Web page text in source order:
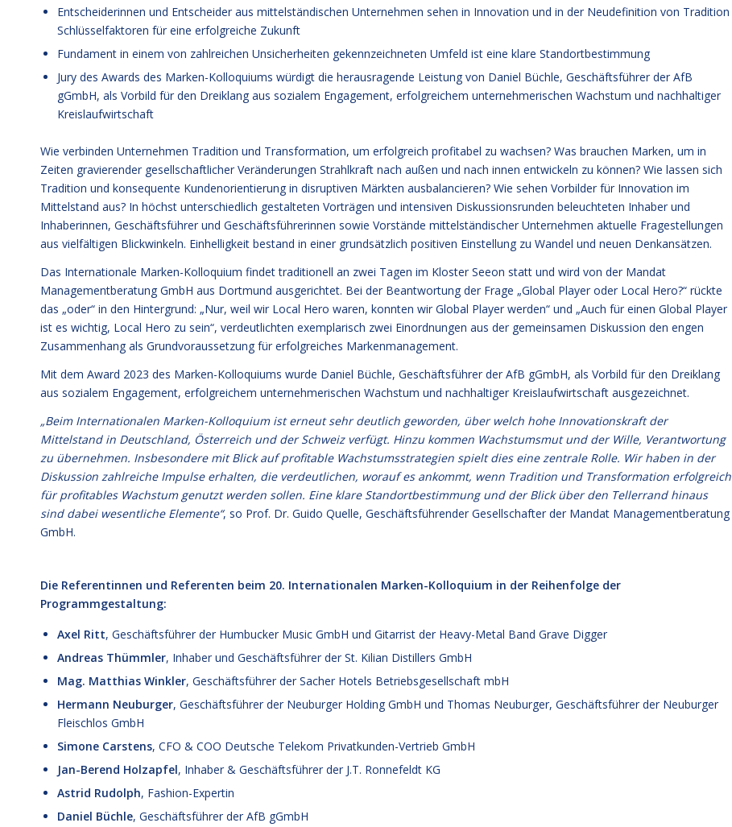
Entscheiderinnen und Entscheider aus mittelständischen Unternehmen sehen in Innovation und in der Neudefinition von Tradition
Schlüsselfaktoren für eine erfolgreiche Zukunft
Fundament in einem von zahlreichen Unsicherheiten gekennzeichneten Umfeld ist eine klare Standortbestimmung
Jury des Awards des Marken-Kolloquiums würdigt die herausragende Leistung von Daniel Büchle, Geschäftsführer der AfB
gGmbH, als Vorbild für den Dreiklang aus sozialem Engagement, erfolgreichem unternehmerischen Wachstum und nachhaltiger
Kreislaufwirtschaft
Wie verbinden Unternehmen Tradition und Transformation, um erfolgreich profitabel zu wachsen? Was brauchen Marken, um in
Zeiten gravierender gesellschaftlicher Veränderungen Strahlkraft nach außen und nach innen entwickeln zu können? Wie lassen sich
Tradition und konsequente Kundenorientierung in disruptiven Märkten ausbalancieren? Wie sehen Vorbilder für Innovation im
Mittelstand aus? In höchst unterschiedlich gestalteten Vorträgen und intensiven Diskussionsrunden beleuchteten Inhaber und
Inhaberinnen, Geschäftsführer und Geschäftsführerinnen sowie Vorstände mittelständischer Unternehmen aktuelle Fragestellungen
aus vielfältigen Blickwinkeln. Einhelligkeit bestand in einer grundsätzlich positiven Einstellung zu Wandel und neuen Denkansätzen.
Das Internationale Marken-Kolloquium findet traditionell an zwei Tagen im Kloster Seeon statt und wird von der Mandat
Managementberatung GmbH aus Dortmund ausgerichtet. Bei der Beantwortung der Frage „Global Player oder Local Hero?“ rückte
das „oder“ in den Hintergrund: „Nur, weil wir Local Hero waren, konnten wir Global Player werden“ und „Auch für einen Global Player
ist es wichtig, Local Hero zu sein“, verdeutlichten exemplarisch zwei Einordnungen aus der gemeinsamen Diskussion den engen
Zusammenhang als Grundvoraussetzung für erfolgreiches Markenmanagement.
Mit dem Award 2023 des Marken-Kolloquiums wurde Daniel Büchle, Geschäftsführer der AfB gGmbH, als Vorbild für den Dreiklang
aus sozialem Engagement, erfolgreichem unternehmerischen Wachstum und nachhaltiger Kreislaufwirtschaft ausgezeichnet.
„Beim Internationalen Marken-Kolloquium ist erneut sehr deutlich geworden, über welch hohe Innovationskraft der
Mittelstand in Deutschland, Österreich und der Schweiz verfügt. Hinzu kommen Wachstumsmut und der Wille, Verantwortung
zu übernehmen. Insbesondere mit Blick auf profitable Wachstumsstrategien spielt dies eine zentrale Rolle. Wir haben in der
Diskussion zahlreiche Impulse erhalten, die verdeutlichen, worauf es ankommt, wenn Tradition und Transformation erfolgreich
für profitables Wachstum genutzt werden sollen. Eine klare Standortbestimmung und der Blick über den Tellerrand hinaus
sind dabei wesentliche Elemente“, so Prof. Dr. Guido Quelle, Geschäftsführender Gesellschafter der Mandat Managementberatung
GmbH.
Die Referentinnen und Referenten beim 20. Internationalen Marken-Kolloquium in der Reihenfolge der
Programmgestaltung:
Axel Ritt, Geschäftsführer der Humbucker Music GmbH und Gitarrist der Heavy-Metal Band Grave Digger
Andreas Thümmler, Inhaber und Geschäftsführer der St. Kilian Distillers GmbH
Mag. Matthias Winkler, Geschäftsführer der Sacher Hotels Betriebsgesellschaft mbH
Hermann Neuburger, Geschäftsführer der Neuburger Holding GmbH und Thomas Neuburger, Geschäftsführer der Neuburger
Fleischlos GmbH
Simone Carstens, CFO & COO Deutsche Telekom Privatkunden-Vertrieb GmbH
Jan-Berend Holzapfel, Inhaber & Geschäftsführer der J.T. Ronnefeldt KG
Astrid Rudolph, Fashion-Expertin
Daniel Büchle, Geschäftsführer der AfB gGmbH